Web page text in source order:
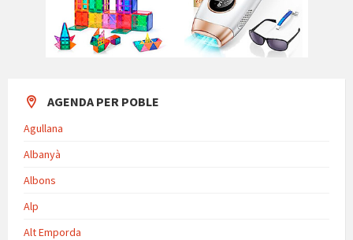
AGENDA PER POBLE
Agullana
Albanyà
Albons
Alp
Alt Emporda